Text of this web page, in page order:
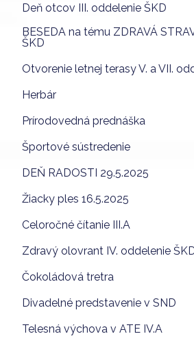
Deň otcov III. oddelenie ŠKD
BESEDA na tému ZDRAVÁ
ŠKD
Otvorenie letnej terasy V. a VII.
Herbár
Prírodovedná prednáška
Športové sústredenie
DEŇ RADOSTI 29.5.2025
Žiacky ples 16.5.2025
Celoročné čítanie III.A
Zdravý olovrant IV. oddelenie
Čokoládová tretra
Divadelné predstavenie v SND
Telesná výchova v ATE IV.A